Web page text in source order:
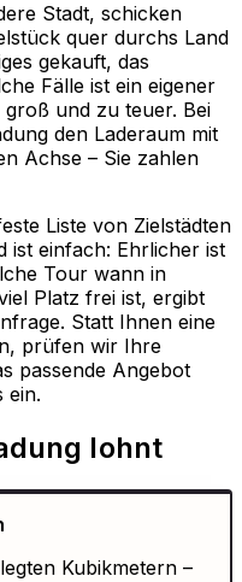
Stadt, schicken
quer durchs Land
gekauft, das
Fälle ist ein eigener
und zu teuer. Bei
den Laderaum mit
Achse – Sie zahlen
Liste von Zielstädten
ist einfach: Ehrlicher ist
Tour wann in
Platz frei ist, ergibt
Statt Ihnen eine
prüfen wir Ihre
passende Angebot
ein.
lohnt
Kubikmetern –